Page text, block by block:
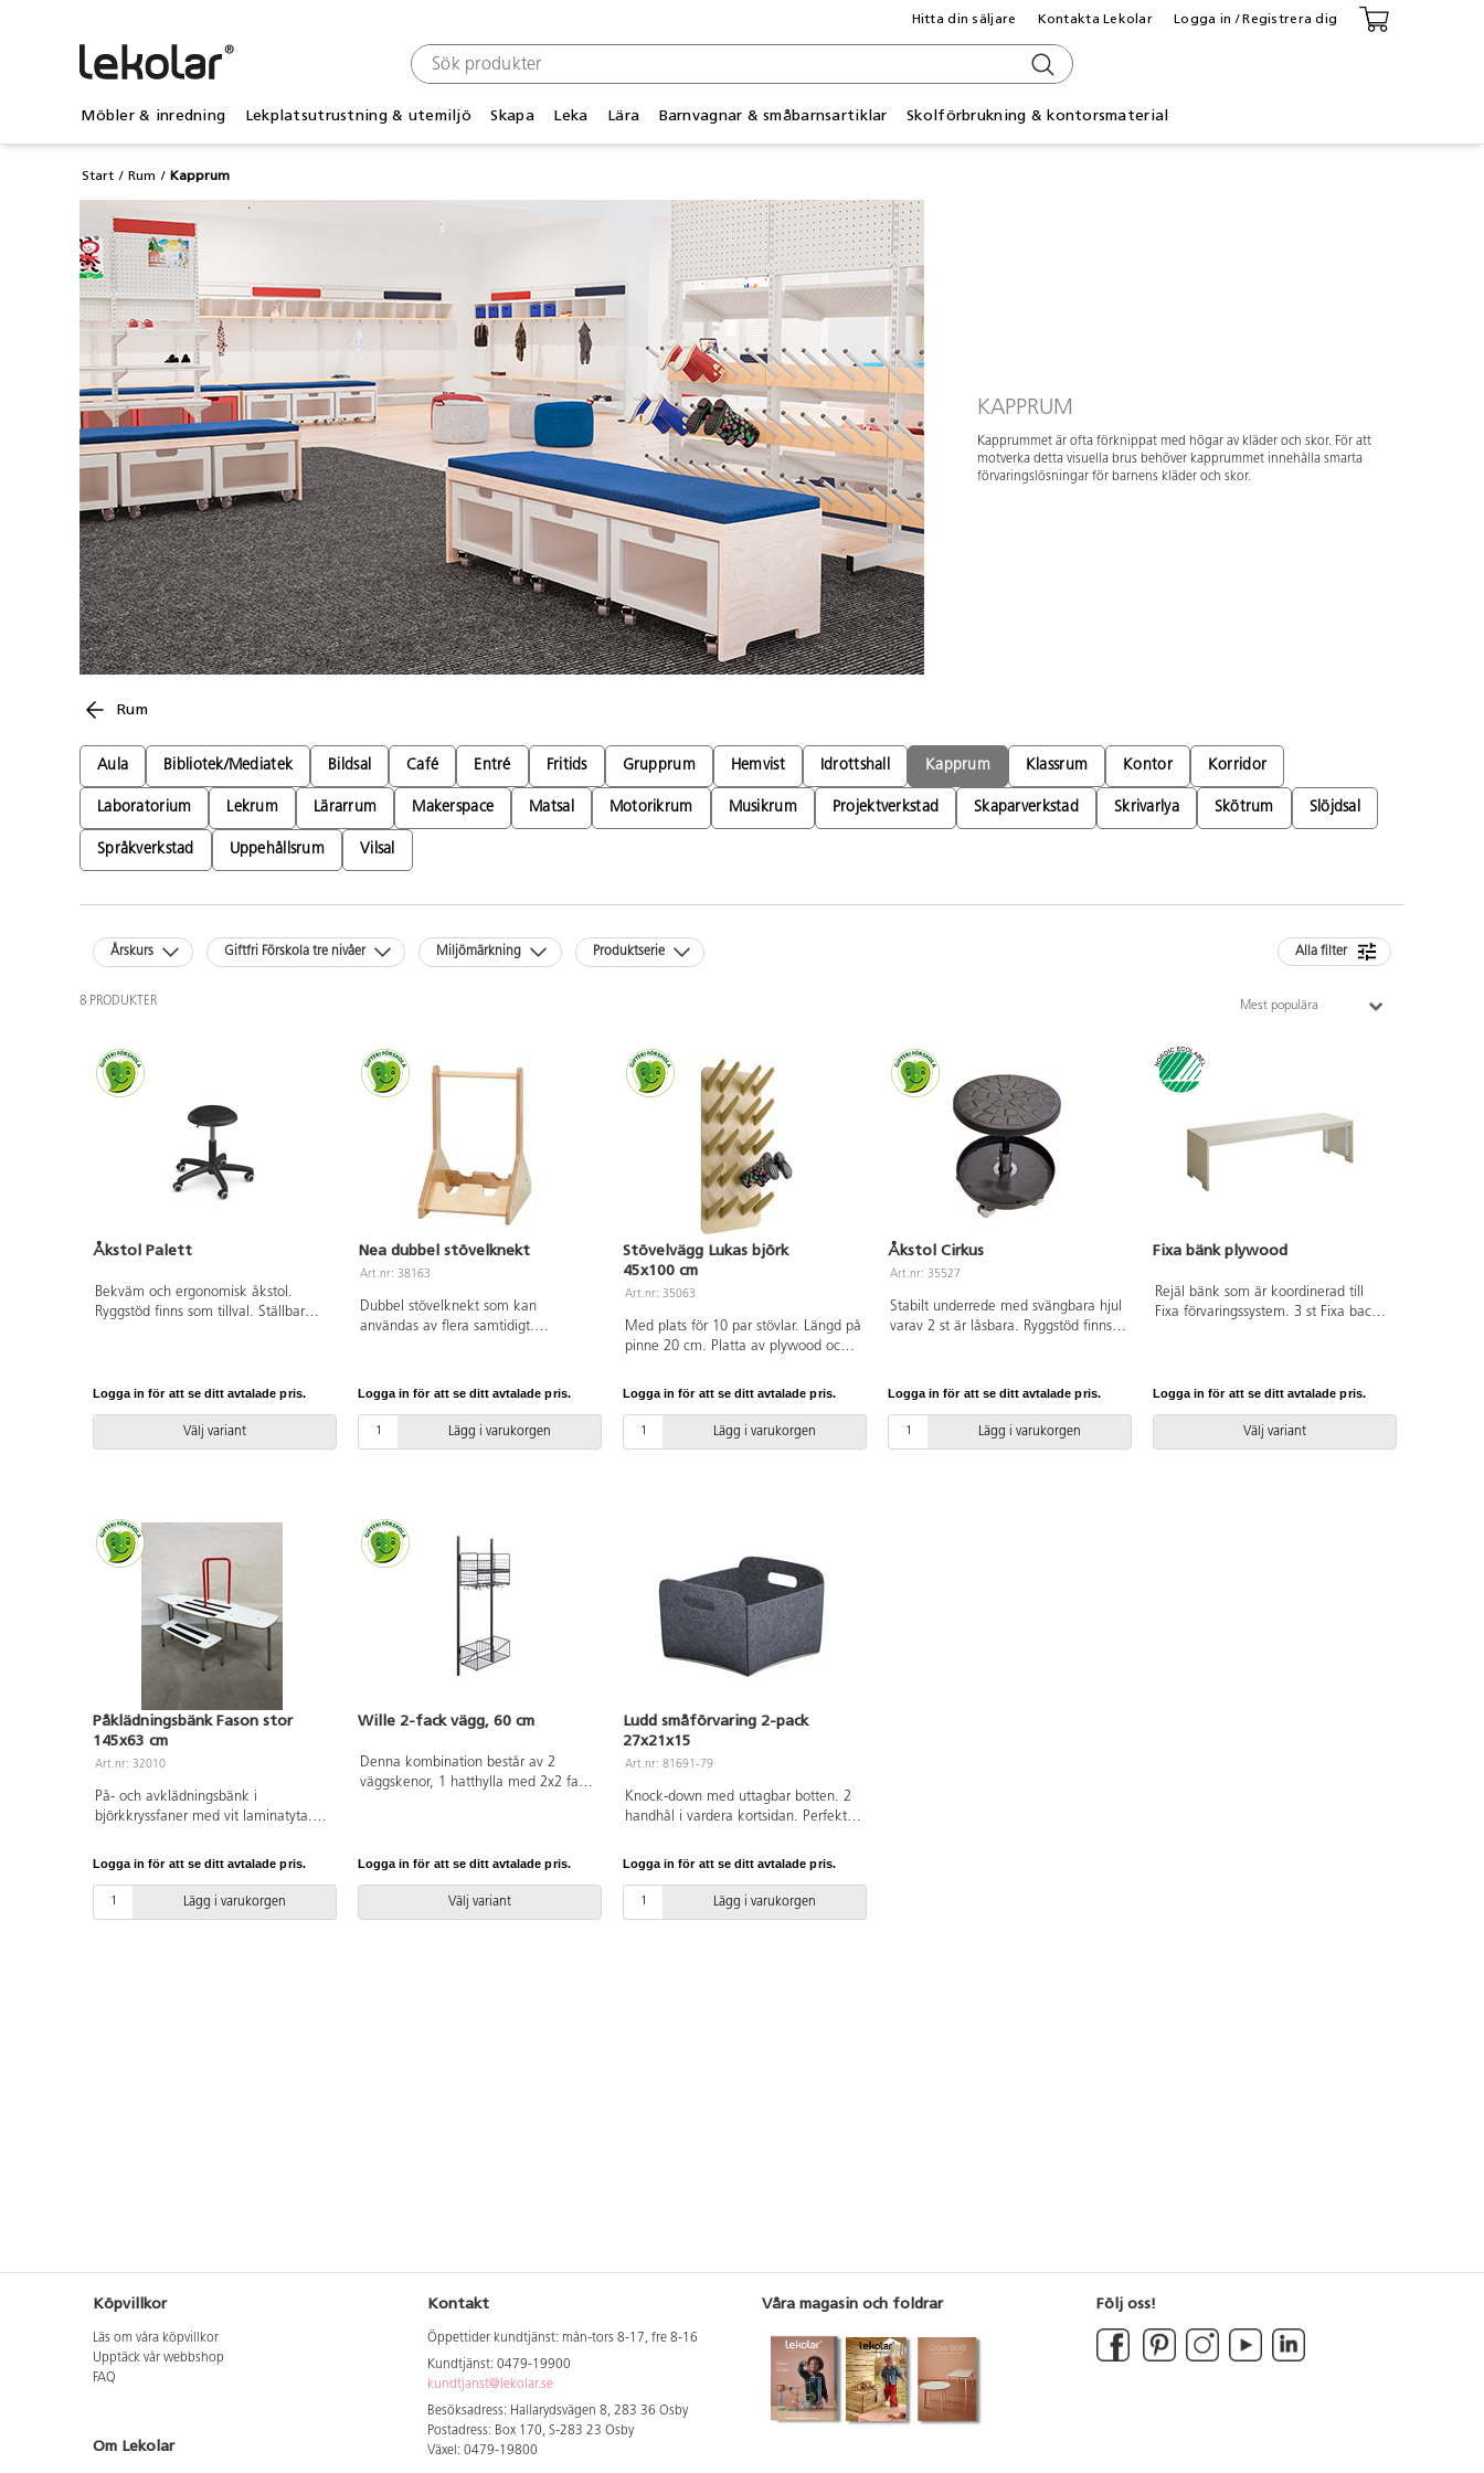
Möbler & inredning Lekplatsutrustning & utemiljö Skapa Leka Lära Barnvagnar & småbarnsartiklar Skolförbrukning & kontorsmaterial
Hitta din säljare Kontakta Lekolar Logga in / Registrera dig
Start Rum Kapprum
KAPPRUM
Kapprummet är ofta förknippat med högar av kläder och skor. För att
motverka detta visuella brus behöver kapprummet innehålla smarta
förvaringslösningar för barnens kläder och skor.
Rum
Aula Bibliotek/Mediatek Bildsal Café Entré Fritids Grupprum Hemvist Idrottshall Kapprum Klassrum Kontor Korridor
Laboratorium Lekrum Lärarrum Makerspace Matsal Motorikrum Musikrum Projektverkstad Skaparverkstad Skrivarlya Skötrum Slöjdsal
Språkverkstad Uppehållsrum Vilsal
Årskurs Giftfri Förskola tre nivåer Miljömärkning Produktserie Alla filter
8 PRODUKTER Mest populära
Åkstol Palett
Bekväm och ergonomisk åkstol.
Ryggstöd finns som tillval. Ställbar
stoppning.
Logga in för att se ditt avtalade pris.
Välj variant
Nea dubbel stövelknekt
Art.nr: 38163
Dubbel stövelknekt som kan
användas av flera samtidigt.
B39xD54xH62 cm.
Logga in för att se ditt avtalade pris.
Lägg i varukorgen
Stövelvägg Lukas björk
45x100 cm
Art.nr: 35063
Med plats för 10 par stövlar. Längd på
pinne 20 cm. Platta av plywood och
Logga in för att se ditt avtalade pris.
Lägg i varukorgen
Åkstol Cirkus
Art.nr: 35527
Stabilt underrede med svängbara hjul
varav 2 st är låsbara. Ryggstöd finns
Logga in för att se ditt avtalade pris.
Lägg i varukorgen
Fixa bänk plywood
Rejäl bänk som är koordinerad till
Fixa förvaringssystem. 3 st Fixa back
Svanenmärkt, licensnummer 5031
0099.
Logga in för att se ditt avtalade pris.
Välj variant
Påklädningsbänk Fason stor
145x63 cm
Art.nr: 32010
På- och avklädningsbänk i
björkkryssfaner med vit laminatyta.
material. Med handtag som standard.
23 cm. Avsatsen kan fällas upp.
Sitthöjd 44 cm. Fason stor
Logga in för att se ditt avtalade pris.
Lägg i varukorgen
Wille 2-fack vägg, 60 cm
Denna kombination består av 2
väggskenor, 1 hatthylla med 2x2 fack
Bredd: 60 cm.
Logga in för att se ditt avtalade pris.
Välj variant
Ludd småförvaring 2-pack
27x21x15
Art.nr: 81691-79
Knock-down med uttagbar botten. 2
handhål i vardera kortsidan. Perfekt
förvaringsserie, Wille skensystem och
användas till alla hyllor och
förvaringssystem. 100 % polyesterfilt.
Logga in för att se ditt avtalade pris.
Lägg i varukorgen
Köpvillkor
Läs om våra köpvillkor
Upptäck vår webbshop
FAQ
Om Lekolar
Kontakt
Öppettider kundtjänst: mån-tors 8-17, fre 8-16
Kundtjänst: 0479-19900
kundtjanst@lekolar.se
Besöksadress: Hallarydsvägen 8, 283 36 Osby
Postadress: Box 170, S-283 23 Osby
Växel: 0479-19800
Våra magasin och foldrar Följ oss!